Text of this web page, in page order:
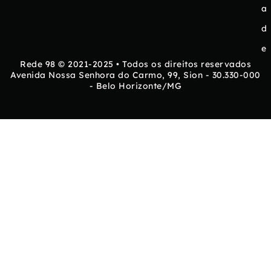
a
d
e
Rede 98 © 2021-2025 • Todos os direitos reservados
Avenida Nossa Senhora do Carmo, 99, Sion - 30.330-000
- Belo Horizonte/MG